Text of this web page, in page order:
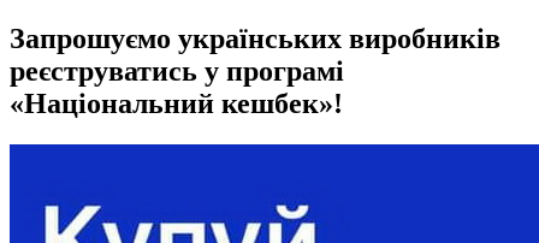
Запрошуємо українських виробників
реєструватись у програмі
«Національний кешбек»!